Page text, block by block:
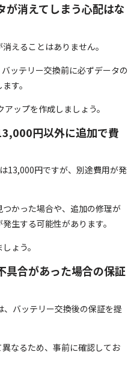
が消えてしまう心配はな
えることはありません。
ッテリー交換前に必ずデータの
す。
ップを作成しましょう。
円以外に追加で費
13,000円ですが、別途費用が発
かった場合や、追加の修理が
生する可能性があります。
ょう。
具合があった場合の保証
、バッテリー交換後の保証を提
なるため、事前に確認してお